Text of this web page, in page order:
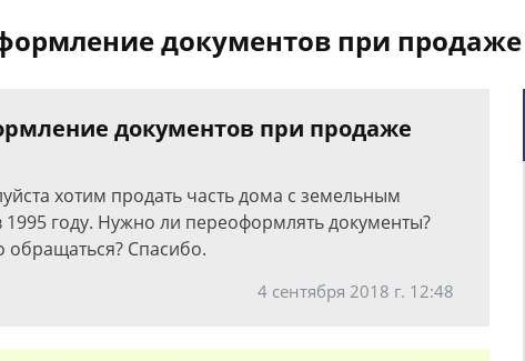
документов при
документов при продаже
хотим продать часть дома с земельным
году. Нужно ли переоформлять документы?
обращаться? Спасибо.
4 сентября 2018 г. 12:48